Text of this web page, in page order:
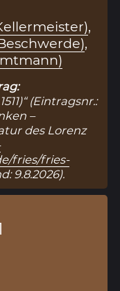
,
,
(Eintragsnr.:
–
des Lorenz
fries/fries-
9.8.2026).